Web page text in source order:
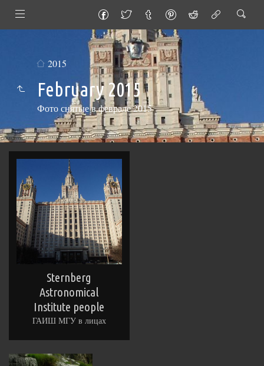
2015
February 2015
Фото снятые в феврале 2015
Sternberg
Astronomical
Institute people
ГАИШ МГУ в лицах